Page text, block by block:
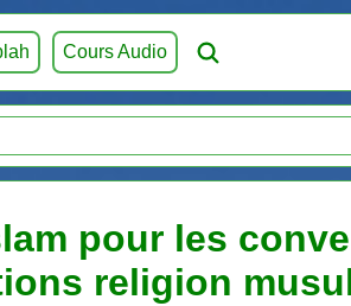
Cours Audio
pour les
religion